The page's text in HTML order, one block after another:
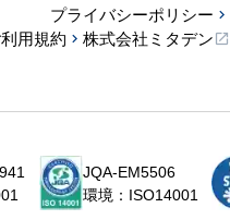
プライバシーポリシー
用規約
株式会社ミタデン
JQA-EM5506
環境：ISO14001